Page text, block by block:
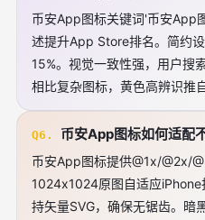
币安App图标关键词'币安App
述提升App Store排名。简约
15%。视觉一致性强，用户搜
相比复杂图标，黄色高辨识推
Q6. 币安App图标如何适配
币安App图标提供@1x/@2x/
1024x1024原图自适应
持矢量SVG，确保无锯齿。暗